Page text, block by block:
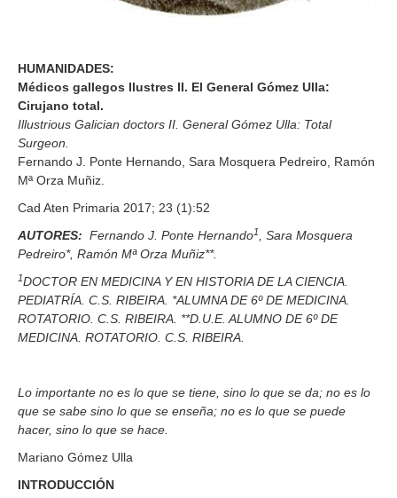
HUMANIDADES:
Médicos gallegos Ilustres II. El General Gómez Ulla:
Cirujano total.
Illustrious Galician doctors II. General Gómez Ulla: Total
Surgeon.
Fernando J. Ponte Hernando, Sara Mosquera Pedreiro, Ramón
Mª Orza Muñiz.
Cad Aten Primaria 2017; 23 (1):52
AUTORES: Fernando J. Ponte Hernando1, Sara Mosquera
Pedreiro*, Ramón Mª Orza Muñiz**.
1DOCTOR EN MEDICINA Y EN HISTORIA DE LA CIENCIA.
PEDIATRÍA. C.S. RIBEIRA. *ALUMNA DE 6º DE MEDICINA.
ROTATORIO. C.S. RIBEIRA. **D.U.E. ALUMNO DE 6º DE
MEDICINA. ROTATORIO. C.S. RIBEIRA.
Lo importante no es lo que se tiene, sino lo que se da; no es lo
que se sabe sino lo que se enseña; no es lo que se puede
hacer, sino lo que se hace.
Mariano Gómez Ulla
INTRODUCCIÓN